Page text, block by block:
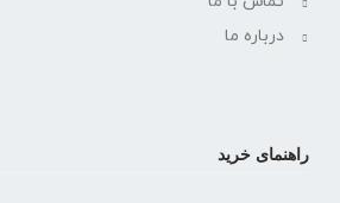
درباره ما
راهنمای خرید